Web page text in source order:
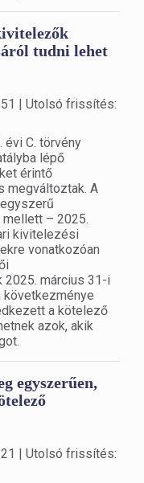
tudni lehet
| Utolsó frissítés:
C. törvény
lépő
érintő
A
– 2025.
kivitelezési
vonatkozóan
március 31-i
a kötelező
azok, akik
egyszerűen,
| Utolsó frissítés: